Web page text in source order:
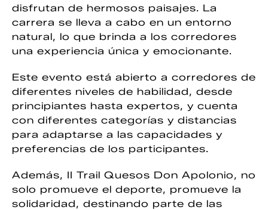
disfrutan de hermosos paisajes. La
carrera se lleva a cabo en un entorno
natural, lo que brinda a los corredores
una experiencia única y emocionante.
Este evento está abierto a corredores de
diferentes niveles de habilidad, desde
principiantes hasta expertos, y cuenta
con diferentes categorías y distancias
para adaptarse a las capacidades y
preferencias de los participantes.
Además, II Trail Quesos Don Apolonio, no
solo promueve el deporte, promueve la
solidaridad, destinando parte de las